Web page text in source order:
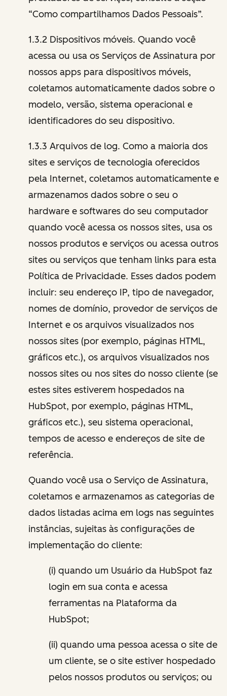
“Como compartilhamos Dados Pessoais”.
1.3.2 Dispositivos móveis. Quando você
acessa ou usa os Serviços de Assinatura por
nossos apps para dispositivos móveis,
coletamos automaticamente dados sobre o
modelo, versão, sistema operacional e
identificadores do seu dispositivo.
1.3.3 Arquivos de log. Como a maioria dos
sites e serviços de tecnologia oferecidos
pela Internet, coletamos automaticamente e
armazenamos dados sobre o seu o
hardware e softwares do seu computador
quando você acessa os nossos sites, usa os
nossos produtos e serviços ou acessa outros
sites ou serviços que tenham links para esta
Política de Privacidade. Esses dados podem
incluir: seu endereço IP, tipo de navegador,
nomes de domínio, provedor de serviços de
Internet e os arquivos visualizados nos
nossos sites (por exemplo, páginas HTML,
gráficos etc.), os arquivos visualizados nos
nossos sites ou nos sites do nosso cliente (se
estes sites estiverem hospedados na
HubSpot, por exemplo, páginas HTML,
gráficos etc.), seu sistema operacional,
tempos de acesso e endereços de site de
referência.
Quando você usa o Serviço de Assinatura,
coletamos e armazenamos as categorias de
dados listadas acima em logs nas seguintes
instâncias, sujeitas às configurações de
implementação do cliente:
(i) quando um Usuário da HubSpot faz
login em sua conta e acessa
ferramentas na Plataforma da
HubSpot;
(ii) quando uma pessoa acessa o site de
um cliente, se o site estiver hospedado
pelos nossos produtos ou serviços; ou